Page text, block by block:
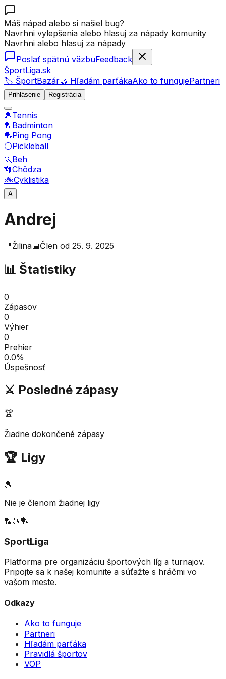
Máš nápad alebo si našiel bug?
Navrhni vylepšenia alebo hlasuj za nápady komunity
Navrhni alebo hlasuj za nápady
Poslať spätnú väzbuFeedback
ŠportLiga.sk
🏷️ ŠportBazár🤝 Hľadám parťákaAko to fungujePartneri
Prihlásenie Registrácia
🎾Tennis
🏸Badminton
🏓Ping Pong
⚪Pickleball
🏃Beh
👣Chôdza
🚲Cyklistika
A
Andrej
📍Žilina📅Člen od 25. 9. 2025
📊 Štatistiky
0
Zápasov
0
Výhier
0
Prehier
0.0%
Úspešnosť
⚔️ Posledné zápasy
🏆
Žiadne dokončené zápasy
🏆 Ligy
🎾
Nie je členom žiadnej ligy
🏸 🎾🏓
SportLiga
Platforma pre organizáciu športových líg a turnajov.
Pripojte sa k našej komunite a súťažte s hráčmi vo
vašom meste.
Odkazy
Ako to funguje
Partneri
Hľadám parťáka
Pravidlá športov
VOP